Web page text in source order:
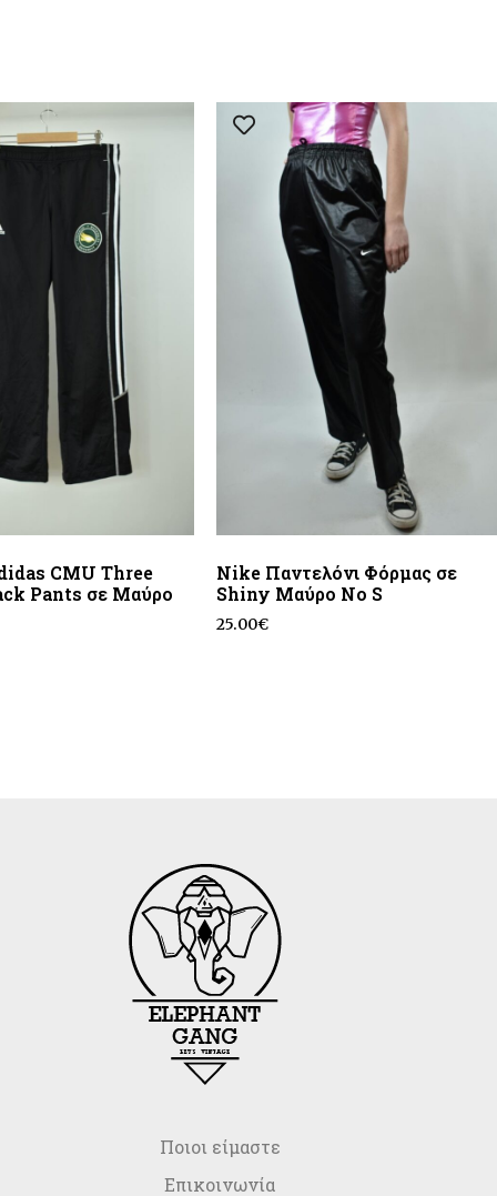
CMU Three
Pants σε Μαύρο
Nike Παντελόνι Φόρμας σε
Shiny Μαύρο Νο S
25.00€
Ποιοι είμαστε
Επικοινωνία